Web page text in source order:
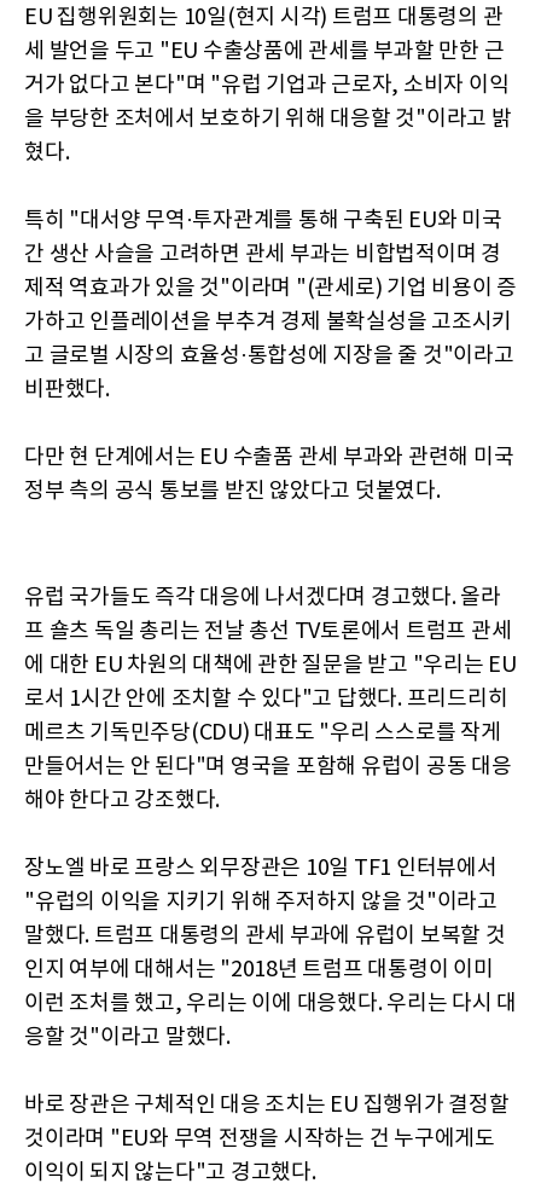
EU 집행위원회는 10일(현지 시각) 트럼프 대통령의 관
세 발언을 두고 "EU 수출상품에 관세를 부과할 만한 근
거가 없다고 본다"며 "유럽 기업과 근로자, 소비자 이익
을 부당한 조처에서 보호하기 위해 대응할 것"이라고 밝
혔다.
특히 "대서양 무역·투자관계를 통해 구축된 EU와 미국
간 생산 사슬을 고려하면 관세 부과는 비합법적이며 경
제적 역효과가 있을 것"이라며 "(관세로) 기업 비용이 증
가하고 인플레이션을 부추겨 경제 불확실성을 고조시키
고 글로벌 시장의 효율성·통합성에 지장을 줄 것"이라고
비판했다.
다만 현 단계에서는 EU 수출품 관세 부과와 관련해 미국
정부 측의 공식 통보를 받진 않았다고 덧붙였다.
유럽 국가들도 즉각 대응에 나서겠다며 경고했다. 올라
프 숄츠 독일 총리는 전날 총선 TV토론에서 트럼프 관세
에 대한 EU 차원의 대책에 관한 질문을 받고 "우리는 EU
로서 1시간 안에 조치할 수 있다"고 답했다. 프리드리히
메르츠 기독민주당(CDU) 대표도 "우리 스스로를 작게
만들어서는 안 된다"며 영국을 포함해 유럽이 공동 대응
해야 한다고 강조했다.
장노엘 바로 프랑스 외무장관은 10일 TF1 인터뷰에서
"유럽의 이익을 지키기 위해 주저하지 않을 것"이라고
말했다. 트럼프 대통령의 관세 부과에 유럽이 보복할 것
인지 여부에 대해서는 "2018년 트럼프 대통령이 이미
이런 조처를 했고, 우리는 이에 대응했다. 우리는 다시 대
응할 것"이라고 말했다.
바로 장관은 구체적인 대응 조치는 EU 집행위가 결정할
것이라며 "EU와 무역 전쟁을 시작하는 건 누구에게도
이익이 되지 않는다"고 경고했다.